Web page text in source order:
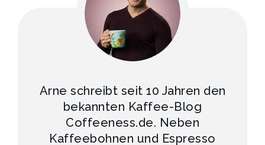
Arne schreibt seit 10 Jahren den
bekannten Kaffee-Blog
Coffeeness.de. Neben
Kaffeebohnen und Espresso